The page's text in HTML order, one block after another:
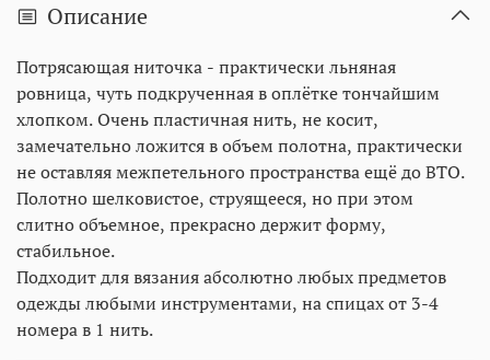
Описание
Потрясающая ниточка - практически льняная
ровница, чуть подкрученная в оплётке тончайшим
хлопком. Очень пластичная нить, не косит,
замечательно ложится в объем полотна, практически
не оставляя межпетельного пространства ещё до ВТО.
Полотно шелковистое, струящееся, но при этом
слитно объемное, прекрасно держит форму,
стабильное.
Подходит для вязания абсолютно любых предметов
одежды любыми инструментами, на спицах от 3-4
номера в 1 нить.